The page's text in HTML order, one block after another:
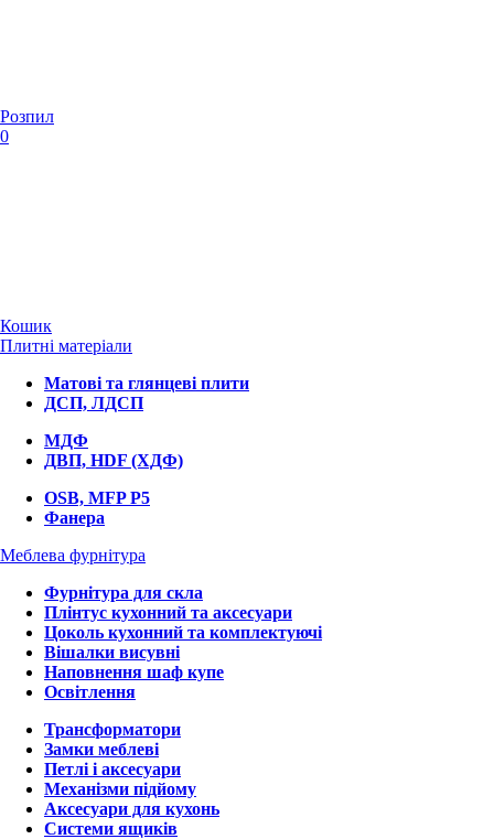
Розпил
0
Кошик
Плитні матеріали
Матові та глянцеві плити
ДСП, ЛДСП
МДФ
ДВП, HDF (ХДФ)
OSB, MFP P5
Фанера
Меблева фурнітура
Фурнітура для скла
Плінтус кухонний та аксесуари
Цоколь кухонний та комплектуючі
Вішалки висувні
Наповнення шаф купе
Освітлення
Трансформатори
Замки меблеві
Петлі і аксесуари
Механізми підйому
Аксесуари для кухонь
Системи ящиків